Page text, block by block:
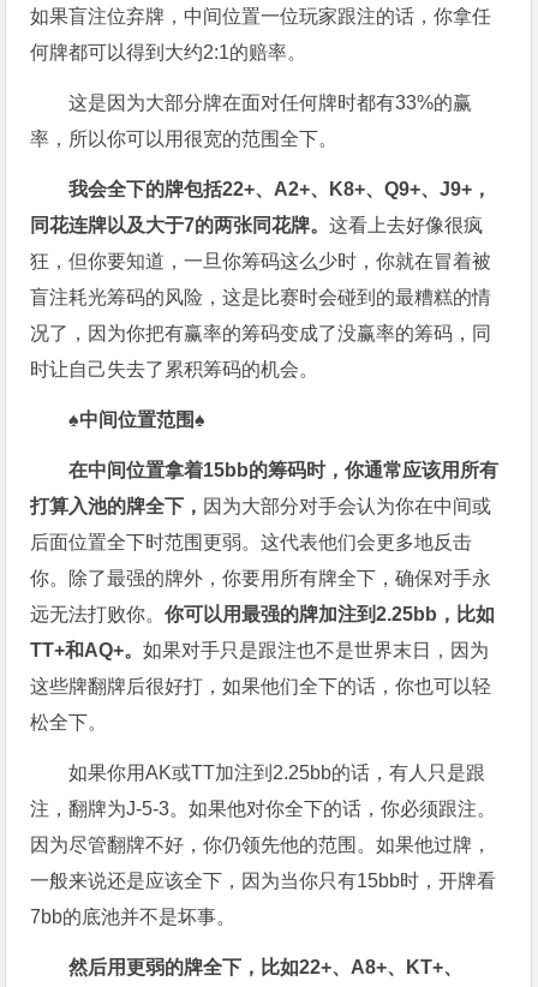
如果盲注位弃牌，中间位置一位玩家跟注的话，你拿任
何牌都可以得到大约2:1的赔率。
这是因为大部分牌在面对任何牌时都有33%的赢
率，所以你可以用很宽的范围全下。
我会全下的牌包括22+、A2+、K8+、Q9+、J9+ ，
同花连牌以及大于7的两张同花牌。这看上去好像很疯
狂，但你要知道，一旦你筹码这么少时，你就在冒着被
盲注耗光筹码的风险，这是比赛时会碰到的最糟糕的情
况了，因为你把有赢率的筹码变成了没赢率的筹码，同
时让自己失去了累积筹码的机会。
♠中间位置范围♠
在中间位置拿着15bb的筹码时，你通常应该用所有
打算入池的牌全下， 因为大部分对手会认为你在中间或
后面位置全下时范围更弱。这代表他们会更多地反击
你。除了最强的牌外，你要用所有牌全下，确保对手永
远无法打败你。你可以用最强的牌加注到2.25bb ，比如
TT+和AQ+。如果对手只是跟注也不是世界末日，因为
这些牌翻牌后很好打，如果他们全下的话，你也可以轻
松全下。
如果你用AK或TT加注到2.25bb的话，有人只是跟
注，翻牌为J-5-3。如果他对你全下的话，你必须跟注。
因为尽管翻牌不好，你仍领先他的范围。如果他过牌，
一般来说还是应该全下，因为当你只有15bb时，开牌看
7bb的底池并不是坏事。
然后用更弱的牌全下，比如22+、A8+、KT+、